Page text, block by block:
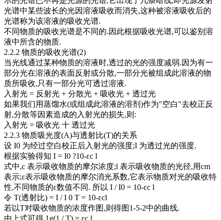
光谱中某些波长的光因溶液吸收而消失,这种被溶液吸收后的
光谱称为该溶液的吸收光谱.
不同物质的吸收光谱是不同的.因此根据吸收光谱,可以鉴别溶
液中所含的物质.
2.2.2 物质的吸收光谱(2)
当光线通过某种物质的溶液时,透过的光的强度减弱.因为有一
部分光在溶液的表面反射或分散,一部分光被组成此溶液的物
质所吸收,只有一部分光可透过溶液.
入射光 = 反射光 + 分散光 + 吸收光 + 透过光
如果我们用蒸馏水(或组成此溶液的溶剂)作为"空白"去校正反
射,分散等因素造成的入射光的损失,则:
入射光 = 吸收光 十 透过光
2.2.3 物质吸光度(A)与透射比(T)的关系
设 I0 为经过空白校正后入射光的强度;I 为透过光的强度.
根据实验得知 I = I0 ?10-εc l
式中,c 表示吸收物质的摩尔浓度;l 表示吸收物质的光径,用cm
表示;ε表示吸收物质的摩尔消光系数,它表示物质对光的吸收特
性,不同物质的ε数值不同. 所以 I / I0 = 10-εc l
令 T(透射比) = I / I 0 T = 10-εcl
若以T对吸收物质的浓度作图,则得图1-5-2中的曲线.